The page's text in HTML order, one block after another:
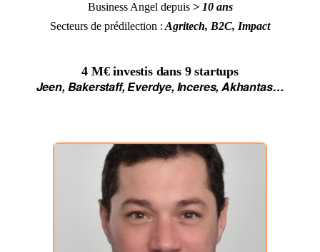
Business Angel depuis > 10 ans
Secteurs de prédilection : Agritech, B2C, Impact
4 M€investis dans9 startups
Jeen, Bakerstaff, Everdye, Inceres, Akhantas…